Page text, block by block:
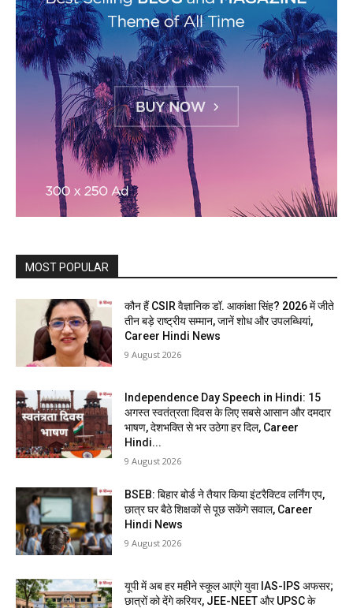
MOST POPULAR
कौन हैं CSIR वैज्ञानिक डॉ. आकांक्षा सिंह? 2026 में जीते
तीन बड़े राष्ट्रीय सम्मान, जानें शोध और उपलब्धियां,
Career Hindi News
9 August 2026
Independence Day Speech in Hindi: 15
अगस्त स्वतंत्रता दिवस के लिए सबसे आसान और दमदार
भाषण, देशभक्ति से भर उठेगा हर दिल, Career
Hindi...
9 August 2026
BSEB: बिहार बोर्ड ने तैयार किया इंटरैक्टिव लर्निंग एप,
छात्र घर बैठे शिक्षकों से पूछ सकेंगे सवाल, Career
Hindi News
9 August 2026
यूपी में अब हर महीने स्कूल आएंगे युवा IAS-IPS अफसर;
छात्रों को देंगे करियर, JEE-NEET और UPSC के